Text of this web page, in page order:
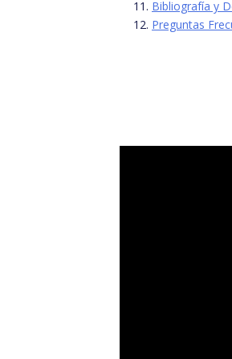
Bibliografía y
Preguntas